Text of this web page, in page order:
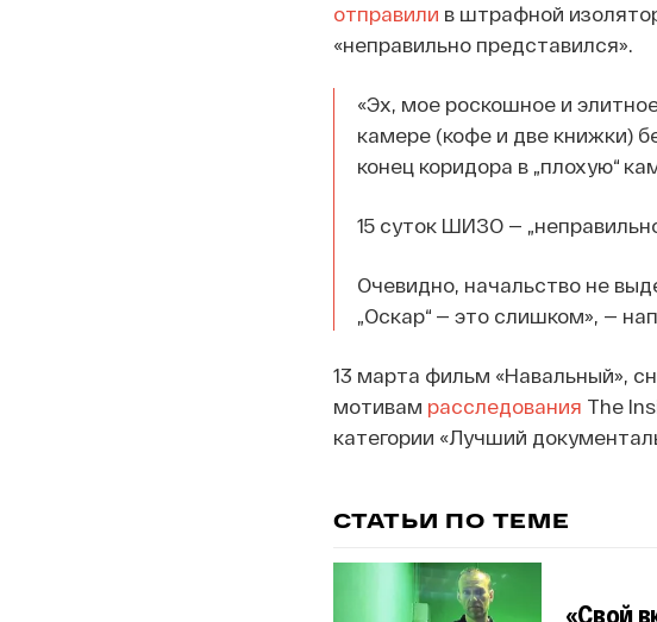
отправили в штрафной
«неправильно представился».
«Эх, мое роскошное и
камере (кофе и две книжки)
конец коридора в „плохую“
15 суток ШИЗО —
Очевидно, начальство не
„Оскар“ — это слишком», —
13 марта фильм «Навальный»,
мотивам расследования The
категории «Лучший
СТАТЬИ ПО ТЕМЕ
«Свой